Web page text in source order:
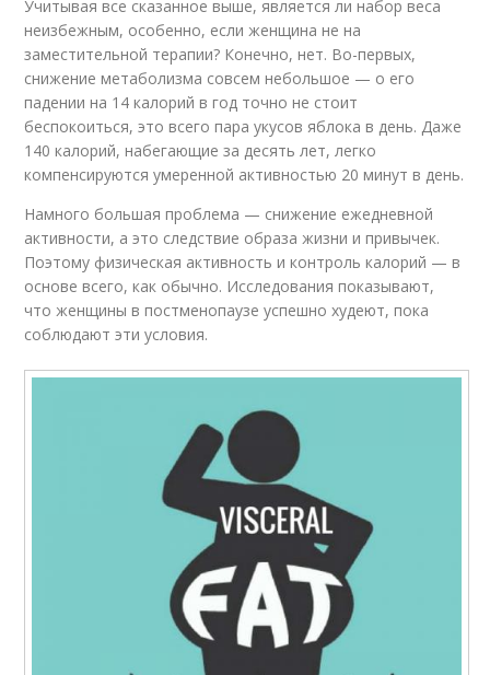
Учитывая все сказанное выше, является ли набор веса
неизбежным, особенно, если женщина не на
заместительной терапии? Конечно, нет. Во-первых,
снижение метаболизма совсем небольшое — о его
падении на 14 калорий в год точно не стоит
беспокоиться, это всего пара укусов яблока в день. Даже
140 калорий, набегающие за десять лет, легко
компенсируются умеренной активностью 20 минут в день.
Намного большая проблема — снижение ежедневной
активности, а это следствие образа жизни и привычек.
Поэтому физическая активность и контроль калорий — в
основе всего, как обычно. Исследования показывают,
что женщины в постменопаузе успешно худеют, пока
соблюдают эти условия.